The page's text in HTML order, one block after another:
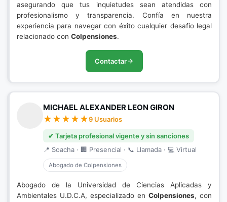
asegurando que tus inquietudes sean atendidas con
profesionalismo y transparencia. Confía en nuestra
experiencia para navegar con éxito cualquier desafío legal
relacionado con Colpensiones.
Contactar
MICHAEL ALEXANDER LEON GIRON
9 Usuarios
✔ Tarjeta profesional vigente y sin sanciones
📍 Soacha · 🏢 Presencial · 📞 Llamada · 💻 Virtual
Abogado de Colpensiones
Abogado de la Universidad de Ciencias Aplicadas y
Ambientales U.D.C.A, especializado en Colpensiones, con